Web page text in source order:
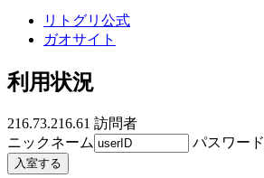
リトグリ公式
ガオサイト
利用状況
216.73.216.61 訪問者
ニックネーム
パスワード